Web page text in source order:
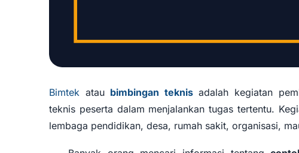
Contoh Bimtek,
dan
Bimtek atau bimbingan teknisadalah kegiatan
teknis peserta dalam menjalankan tugas tertentu.
lembaga pendidikan, desa, rumah sakit, organisasi,